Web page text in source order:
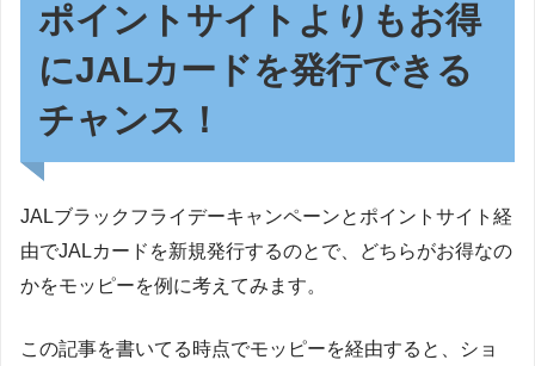
ポイントサイトよりもお得
にJALカードを発行できる
チャンス！
JALブラックフライデーキャンペーンとポイントサイト経
由でJALカードを新規発行するのとで、どちらがお得なの
かをモッピーを例に考えてみます。
この記事を書いてる時点でモッピーを経由すると、ショ